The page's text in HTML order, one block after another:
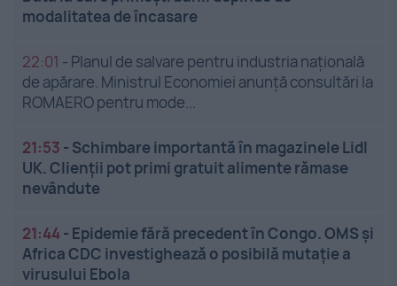
modalitatea de încasare
22:01 - Planul de salvare pentru industria națională
de apărare. Ministrul Economiei anunță consultări la
ROMAERO pentru mode...
21:53 - Schimbare importantă în magazinele Lidl
UK. Clienții pot primi gratuit alimente rămase
nevândute
21:44- Epidemie fără precedent în Congo. OMS și
Africa CDC investighează o posibilă mutație a
virusului Ebola